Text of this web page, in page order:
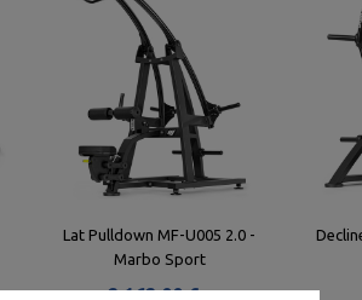
Lat Pulldown MF-U005 2.0 -
Marbo Sport
2 162,00 €